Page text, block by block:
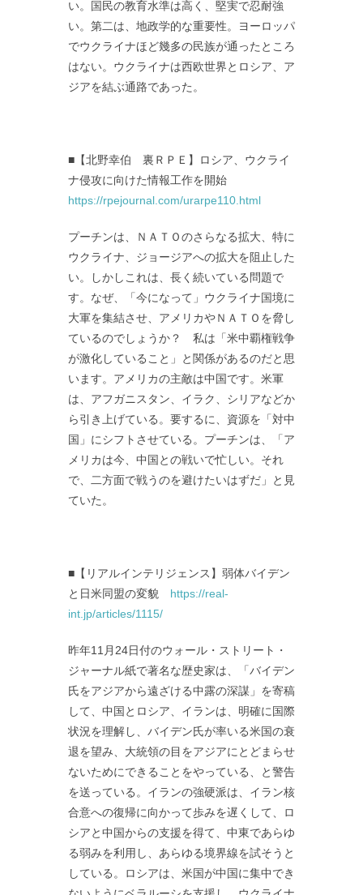
い。国民の教育水準は高く、堅実で忍耐強
い。第二は、地政学的な重要性。ヨーロッパ
でウクライナほど幾多の民族が通ったところ
はない。ウクライナは西欧世界とロシア、ア
ジアを結ぶ通路であった。
■【北野幸伯 裏ＲＰＥ】ロシア、ウクライ
ナ侵攻に向けた情報工作を開始
https://rpejournal.com/urarpe110.html
プーチンは、ＮＡＴＯのさらなる拡大、特に
ウクライナ、ジョージアへの拡大を阻止した
い。しかしこれは、長く続いている問題で
す。なぜ、「今になって」ウクライナ国境に
大軍を集結させ、アメリカやＮＡＴＯを脅し
ているのでしょうか？ 私は「米中覇権戦争
が激化していること」と関係があるのだと思
います。アメリカの主敵は中国です。米軍
は、アフガニスタン、イラク、シリアなどか
ら引き上げている。要するに、資源を「対中
国」にシフトさせている。プーチンは、「ア
メリカは今、中国との戦いで忙しい。それ
で、二方面で戦うのを避けたいはずだ」と見
ていた。
■【リアルインテリジェンス】弱体バイデン
と日米同盟の変貌 https://real-
int.jp/articles/1115/
昨年11月24日付のウォール・ストリート・
ジャーナル紙で著名な歴史家は、「バイデン
氏をアジアから遠ざける中露の深謀」を寄稿
して、中国とロシア、イランは、明確に国際
状況を理解し、バイデン氏が率いる米国の衰
退を望み、大統領の目をアジアにとどまらせ
ないためにできることをやっている、と警告
を送っている。イランの強硬派は、イラン核
合意への復帰に向かって歩みを遅くして、ロ
シアと中国からの支援を得て、中東であらゆ
る弱みを利用し、あらゆる境界線を試そうと
している。ロシアは、米国が中国に集中でき